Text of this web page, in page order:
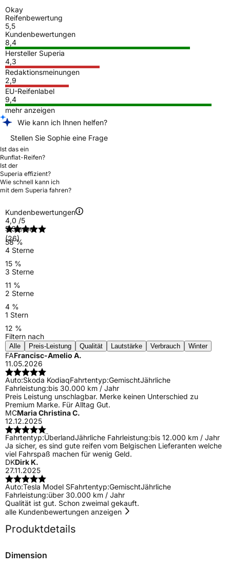
Okay
Reifenbewertung
5,5
Kundenbewertungen
8,4
Hersteller Superia
4,3
Redaktionsmeinungen
2,9
EU-Reifenlabel
9,4
mehr anzeigen
Wie kann ich Ihnen helfen?
Stellen Sie Sophie eine Frage
Ist das ein
Runflat-Reifen?
Ist der
Superia effizient?
Wie schnell kann ich
mit dem Superia fahren?
Kundenbewertungen
4,0 /5
(26)
5 Sterne
58 %
4 Sterne
15 %
3 Sterne
11 %
2 Sterne
4 %
1 Stern
12 %
Filtern nach
Alle Preis-Leistung Qualität Lautstärke Verbrauch Winter
FAFrancisc-Amelio A.
11.05.2026
Auto:Skoda KodiaqFahrtentyp:GemischtJährliche
Fahrleistung:bis 30.000 km / Jahr
Preis Leistung unschlagbar. Merke keinen Unterschied zu
Premium Marke. Für Alltag Gut.
MCMaria Christina C.
12.12.2025
Fahrtentyp:ÜberlandJährliche Fahrleistung:bis 12.000 km / Jahr
Ja sicher, es sind gute reifen vom Belgischen Lieferanten welche
viel Fahrspaß machen für wenig Geld.
DKDirk K.
27.11.2025
Auto:Tesla Model SFahrtentyp:GemischtJährliche
Fahrleistung:über 30.000 km / Jahr
Qualität ist gut. Schon zweimal gekauft.
alle Kundenbewertungen anzeigen
Produktdetails
Dimension